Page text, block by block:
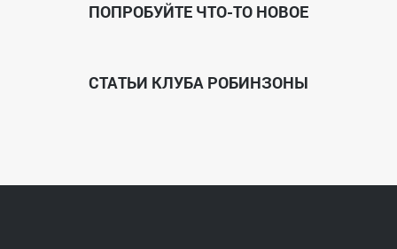
ПОПРОБУЙТЕ ЧТО-ТО НОВОЕ
СТАТЬИ КЛУБА РОБИНЗОНЫ